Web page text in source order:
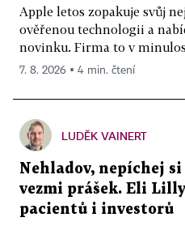
Apple letos zopakuje svůj
ověřenou technologii a
novinku. Firma to v
7. 8. 2026 ▪ 4 min. čtení
LUDĚK VAINERT
Nehladov, nepíchej
vezmi prášek. Eli
pacientů i investorů